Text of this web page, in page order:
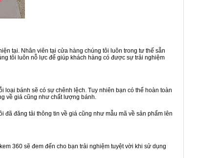
tại. Nhân viên tại cửa hàng chúng tôi luôn trong tư thế sẵn
tôi luôn nỗ lực để giúp khách hàng có được sự trải nghiệm
bánh sẽ có sự chênh lệch. Tuy nhiên bạn có thể hoàn toàn
về giá cũng như chất lượng bánh.
đã đăng tải thông tin về giá cũng như mẫu mã về sản phẩm lên
360 sẽ đem đến cho bạn trải nghiệm tuyệt vời khi sử dụng